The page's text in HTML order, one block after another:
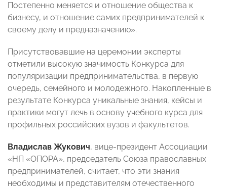
Постепенно меняется и отношение общества к
бизнесу, и отношение самих предпринимателей к
своему делу и предназначению».
Присутствовавшие на церемонии эксперты
отметили высокую значимость Конкурса для
популяризации предпринимательства, в первую
очередь, семейного и молодежного. Накопленные в
результате Конкурса уникальные знания, кейсы и
практики могут лечь в основу учебного курса для
профильных российских вузов и факультетов.
Владислав Жукович, вице-президент Ассоциации
«НП «ОПОРА», председатель Союза православных
предпринимателей, считает, что эти знания
необходимы и представителям отечественного